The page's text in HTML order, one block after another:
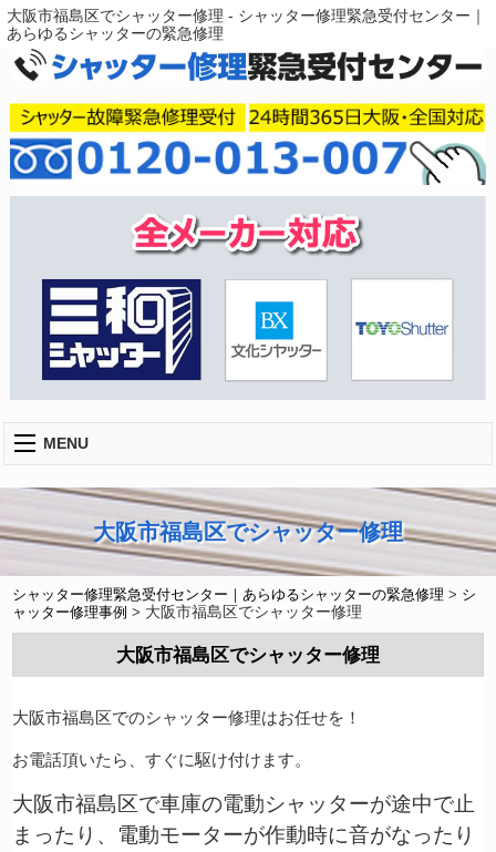
大阪市福島区でシャッター修理 - シャッター修理緊急受付センター｜
あらゆるシャッターの緊急修理
MENU
大阪市福島区でシャッター修理
シャッター修理緊急受付センター｜あらゆるシャッターの緊急修理 > シ
ャッター修理事例 > 大阪市福島区でシャッター修理
大阪市福島区でシャッター修理
大阪市福島区でのシャッター修理はお任せを！
お電話頂いたら、すぐに駆け付けます。
大阪市福島区で車庫の電動シャッターが途中で止
まったり、電動モーターが作動時に音がなったり